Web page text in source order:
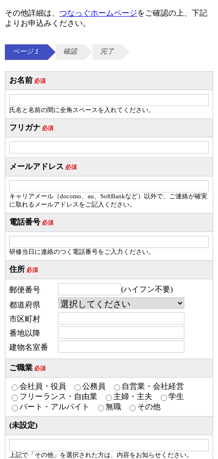
その他詳細は、 つなっぐホームページをご確認の上、下記
よりお申込みください。
ページ１ 確認 完了
お名前 必須
氏名と名前の間に全角スペースを入れてください。
フリガナ 必須
メールアドレス 必須
キャリアメール（docomo、au、SoftBankなど）以外で、ご連絡が確実
に取れるメールアドレスをご記入ください。
電話番号 必須
研修当日に連絡のつく電話番号をご入力ください。
住所 必須
郵便番号
(ハイフン不要)
都道府県
市区町村
番地以降
建物名室番
ご職業 必須
会社員・役員 公務員
自営業・会社経営
フリーランス・自由業
主婦・主夫
学生
パート・アルバイト
無職 その他
(未設定)
上記で「その他」を選択された方は、内容をお知らせください。